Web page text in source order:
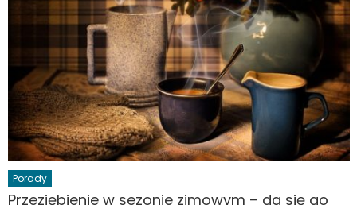
Porady
Przeziębienie w sezonie zimowym – da się go